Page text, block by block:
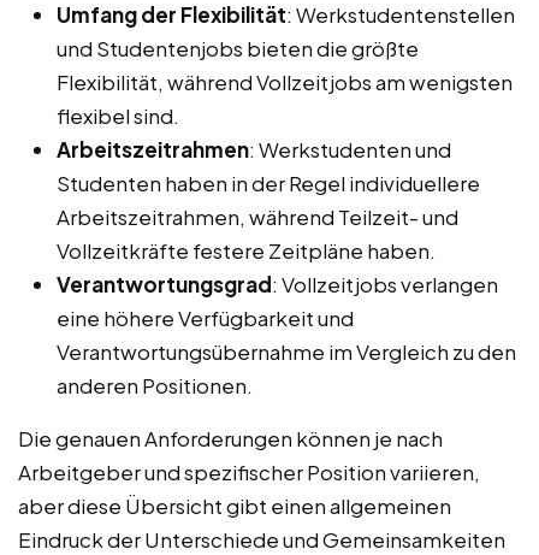
Umfang der Flexibilität: Werkstudentenstellen
und Studentenjobs bieten die größte
Flexibilität, während Vollzeitjobs am wenigsten
flexibel sind.
Arbeitszeitrahmen: Werkstudenten und
Studenten haben in der Regel individuellere
Arbeitszeitrahmen, während Teilzeit- und
Vollzeitkräfte festere Zeitpläne haben.
Verantwortungsgrad: Vollzeitjobs verlangen
eine höhere Verfügbarkeit und
Verantwortungsübernahme im Vergleich zu den
anderen Positionen.
Die genauen Anforderungen können je nach
Arbeitgeber und spezifischer Position variieren,
aber diese Übersicht gibt einen allgemeinen
Eindruck der Unterschiede und Gemeinsamkeiten